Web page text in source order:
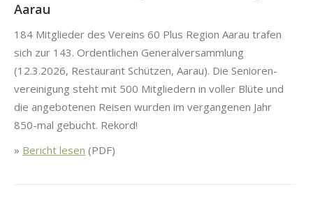
Aarau
184 Mit­glieder des Vere­ins 60 Plus Region Aarau trafen
sich zur 143. Ordentlichen Gen­er­alver­samm­lung
(12.3.2026, Restau­rant Schützen, Aarau). Die Senioren­
vere­ini­gung ste­ht mit 500 Mit­gliedern in voller Blüte und
die ange­bote­nen Reisen wur­den im ver­gan­genen Jahr
850-mal gebucht. Reko­rd!
» Bericht lesen (PDF)